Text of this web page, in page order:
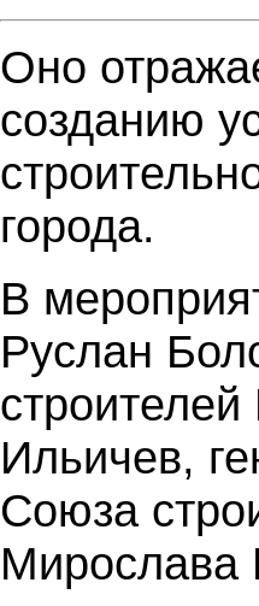
Оно
созданию
города.
В
Руслан
строителей
Ильичев,
Союза
Мирослава